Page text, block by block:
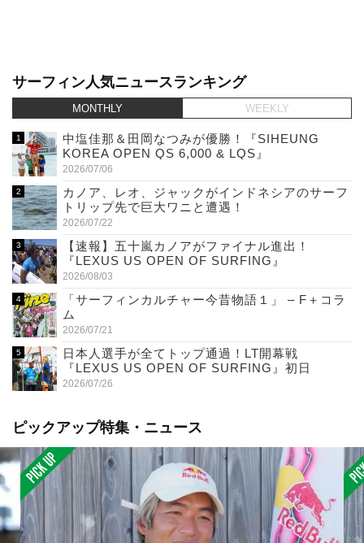
サーフィン人気ニュースランキング
MONTHLY WEEKLY
中塩佳那＆田岡なつみが優勝！『SIHEUNG
KOREA OPEN QS 6,000 & LQS』
2026/07/06
カノア、レオ、ジャックがインドネシアのサーフ
トリップ先で巨大ワニと遭遇！
2026/07/22
【速報】五十嵐カノアがファイナル進出！
『LEXUS US OPEN OF SURFING』
2026/08/03
「サーフィンカルチャー今昔物語１」 – F＋コラ
ム
2026/07/21
日本人選手が全てトップ通過！LT開幕戦
『LEXUS US OPEN OF SURFING』初日
2026/07/26
ピックアップ特集・ニュース